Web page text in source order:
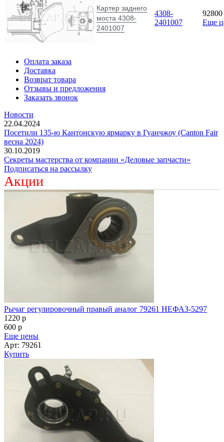
Картер заднего
моста 4308-
2401007
4308-
2401007
92800
Еще
Оплата заказа
Доставка
Возврат товара
Отзывы и предложения
Заказать звонок
Новости
22.04.2024
Посетили 135-ю Кантонскую ярмарку в Гуанчжоу (Canton Fair
весна 2024)
30.10.2019
Секреты мастерства от компании «Деловые запчасти»
Подписаться на рассылку
Акции
Рычаг регулировочный правый аналог 79261 НЕФАЗ-5297
1220 p
600 p
Еще цены
Арт: 79261
Купить